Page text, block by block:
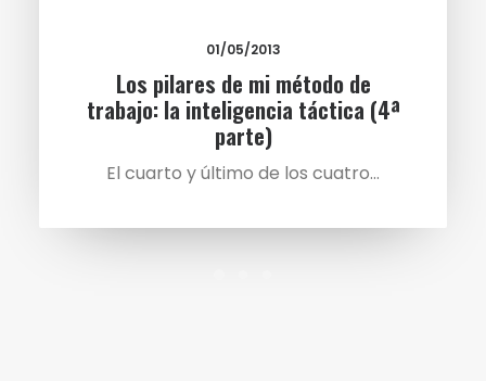
01/05/2013
Los pilares de mi método de
trabajo: la inteligencia táctica (4ª
parte)
El cuarto y último de los cuatro…